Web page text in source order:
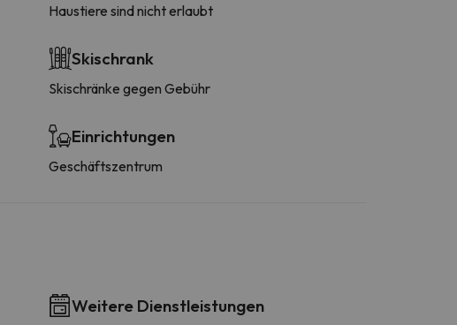
Haustiere sind nicht erlaubt
Skischrank
Skischränke gegen Gebühr
Einrichtungen
Geschäftszentrum
Weitere Dienstleistungen